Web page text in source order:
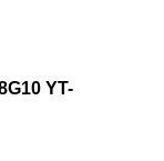
YT-